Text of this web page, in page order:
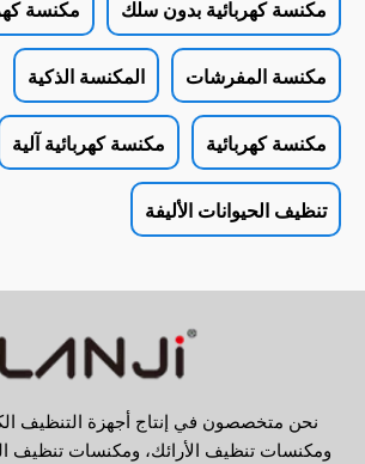
مكنسة كهربائية بدون سلك مكنسة
مكنسة المفرشات المكنسة الذكية
مكنسة كهربائية مكنسة كهربائية آلية
تنظيف الحيوانات الأليفة
نحن متخصصون في إنتاج أجهزة التنظيف
ومكنسات تنظيف الأرائك، ومكنسات تنظيف